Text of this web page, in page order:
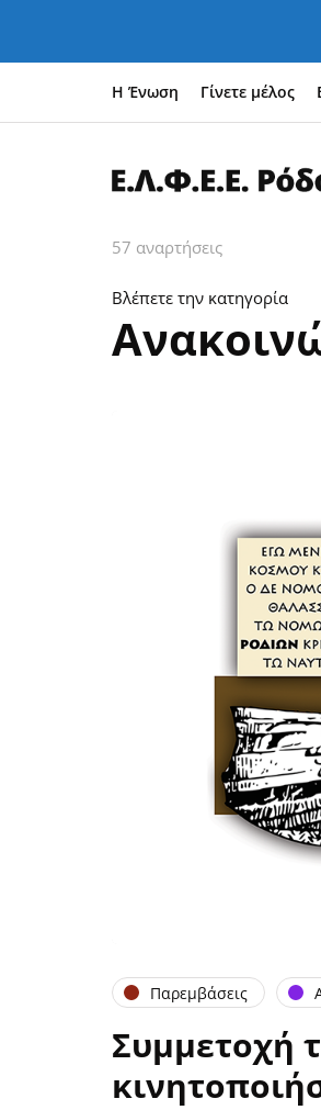
Η Ένωση Γίνετε μέλος
57 αναρτήσεις
Βλέπετε την κατηγορία
Παρεμβάσεις
Συμμετοχή